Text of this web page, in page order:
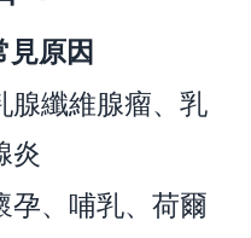
見原因
腺纖維腺瘤、乳
炎
孕、哺乳、荷爾